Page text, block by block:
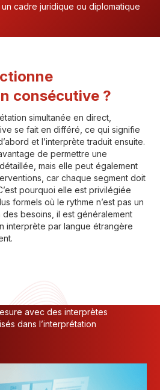
cadre juridique ou diplomatique
consécutive ?
simultanée en direct,
se fait en différé, ce qui signifie
et l’interprète traduit ensuite.
de permettre une
mais elle peut également
car chaque segment doit
pourquoi elle est privilégiée
formels où le rythme n’est pas un
des besoins, il est généralement
interprète par langue étrangère
comme à l’étranger), notre
vous propose un
avec des interprètes
dans l’interprétation